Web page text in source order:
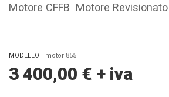
Motore CFFB Motore
MODELLO motori855
3 400,00 € + iva